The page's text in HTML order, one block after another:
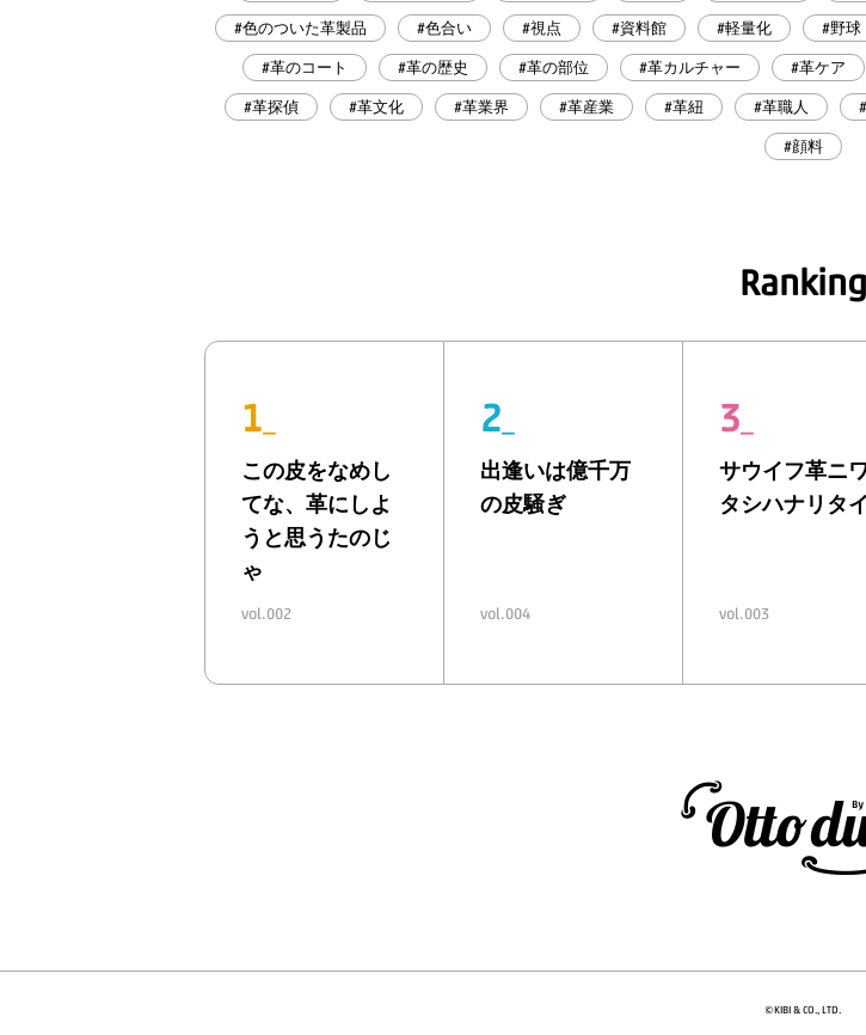
#色のついた革製品 #色合い #視点 #資料館 #軽量化 #野球
#革のコート #革の歴史 #革の部位 #革カルチャー #革ケア
#革探偵 #革文化 #革業界 #革産業 #革紐 #革職人
#顔料
Ranking
1
この皮をなめし
てな、 革にしよ
うと思うたのじ
ゃ
vol.002
2
出逢いは億千万
の皮騒ぎ
vol.004
3
サウイフ革ニワ
タシハナリタイ
vol.003
©KIBI & CO., LTD.